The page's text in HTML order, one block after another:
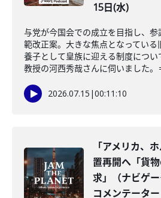
15日(水)
与党が今国会での成立を目指し、
範改正案。大きな焦点となってい
養子として皇族に迎える制度につ
教授の河西秀哉さんに伺いました。
2026.07.15 |00:11:10
「アメリカ、
置再開へ「貨
求」（ナビゲ
コメンテータ